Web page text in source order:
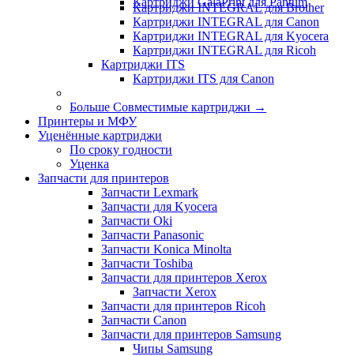
Картриджи INTEGRAL для Brother
Картриджи INTEGRAL для Canon
Картриджи INTEGRAL для Kyocera
Картриджи INTEGRAL для Ricoh
Картриджи ITS
Картриджи ITS для Canon
Больше Совместимые картриджи →
Принтеры и МФУ
Уценённые картриджи
По сроку годности
Уценка
Запчасти для принтеров
Запчасти Lexmark
Запчасти для Kyocera
Запчасти Oki
Запчасти Panasonic
Запчасти Koniсa Minolta
Запчасти Toshiba
Запчасти для принтеров Xerox
Запчасти Xerox
Запчасти для принтеров Ricoh
Запчасти Canon
Запчасти для принтеров Samsung
Чипы Samsung